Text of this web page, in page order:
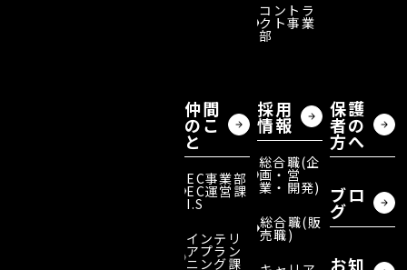
コントラ
クト事業
部
仲間
のこ
と
EC事業部
EC運営課
I.S
インテリ
アプラン
ニング課
採用
情報
総合職(企
画・営
業・開発)
総合職(販
売職)
保護
者の
方へ
ブロ
グ
お知